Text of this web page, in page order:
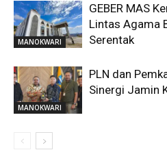
MANOKWARI
GEBER MAS
Lintas Agama
Serentak
MANOKWARI
PLN dan
Sinergi Jamin